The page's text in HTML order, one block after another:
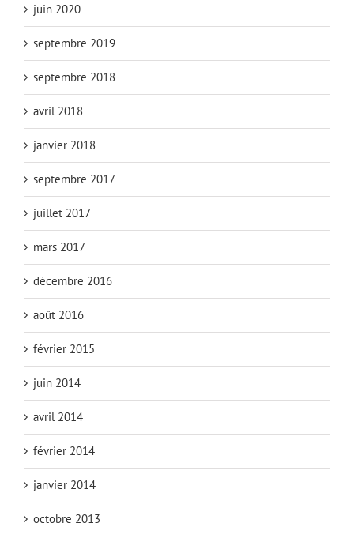
juin 2020
septembre 2019
septembre 2018
avril 2018
janvier 2018
septembre 2017
juillet 2017
mars 2017
décembre 2016
août 2016
février 2015
juin 2014
avril 2014
février 2014
janvier 2014
octobre 2013